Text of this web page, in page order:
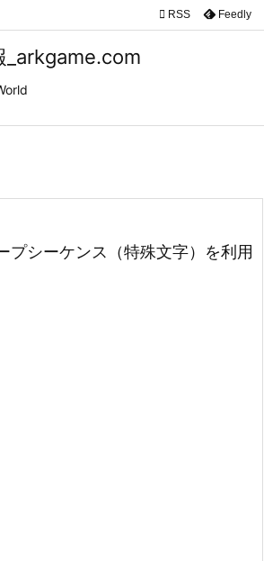
_arkgame.com


検索
 RSS Feedly
プシーケンス（特殊文字）を利用